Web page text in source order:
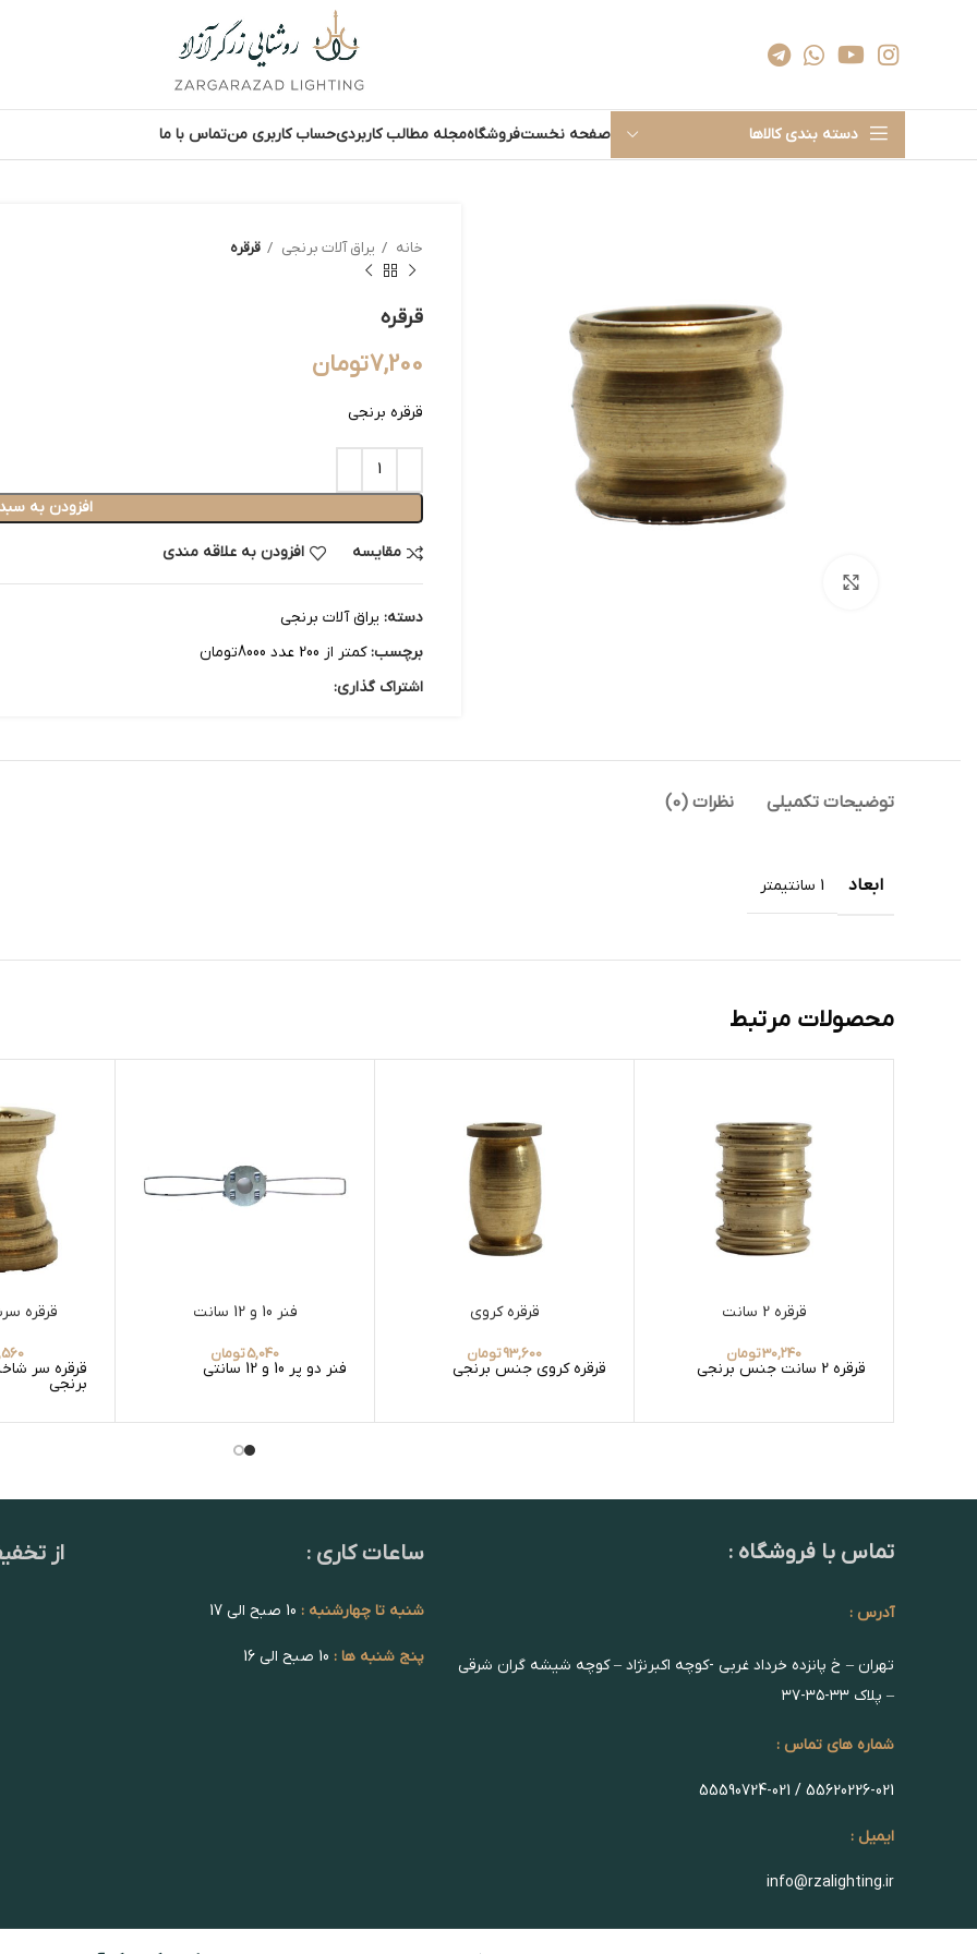
دسته بندی کالاها صفحه نخستفروشگاهمجله مطالب کاربردیحساب کاربری منتماس با ما
خانه یراق آلات برنجی قرقره
قرقره
7,200تومان
قرقره برنجی
افزودن به
مقایسه افزودن به علاقه مندی
دسته: یراق آلات برنجی
برچسب: کمتر از 200 عدد 8000تومان
اشتراک گذاری:
توضیحات تکمیلی نظرات (0)
ابعاد 1 سانتیمتر
محصولات مرتبط
قرقره 2 سانت
30,240تومان
قرقره 2 سانت جنس برنجی
قرقره کروی
93,600تومان
قرقره کروی جنس برنجی
فنر 10 و 12 سانت
5,040تومان
فنر دو پر 10 و 12 سانتی
قرقره
قرقره سر
برنجی
تماس با فروشگاه :
آدرس :
تهران – خ پانزده خرداد غربی -کوچه اکبرنژاد – کوچه شیشه گران شرقی
– پلاک ۳۳-۳۵-۳۷
شماره های تماس :
55620226-021 / 55590724-021
ایمیل :
info@rzalighting.ir
ساعات کاری :
شنبه تا چهارشنبه :
پنج شنبه ها :
از